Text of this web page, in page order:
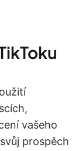
vašeho
prospěch